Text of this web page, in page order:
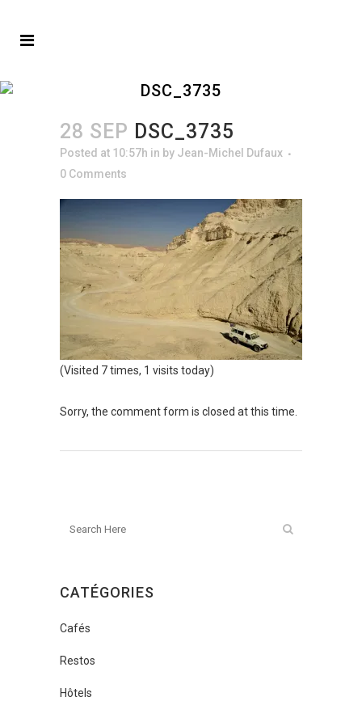
DSC_3735
28 SEP DSC_3735
Posted at 10:57h in by Jean-Michel Dufaux
0 Comments
(Visited 7 times, 1 visits today)
Sorry, the comment form is closed at this time.
CATÉGORIES
Cafés
Restos
Hôtels